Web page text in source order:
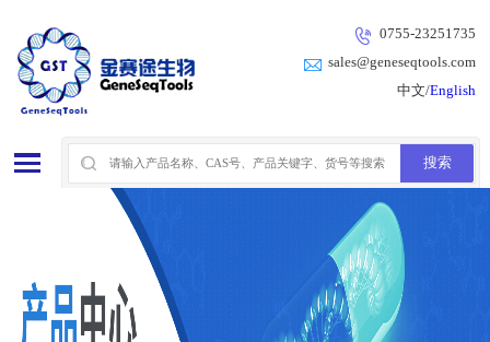
0755-23251735
sales@geneseqtools.com
中文/English